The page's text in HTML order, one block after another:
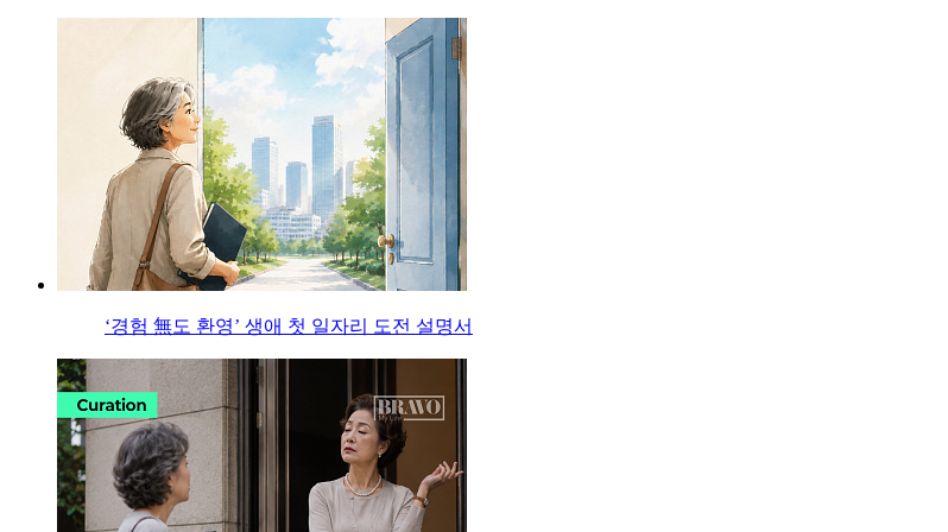
‘경험 無도 환영’ 생애 첫 일자리 도전 설명서